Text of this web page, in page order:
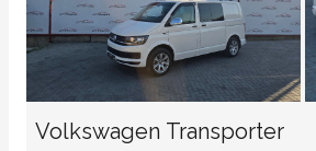
Volkswagen Transporter